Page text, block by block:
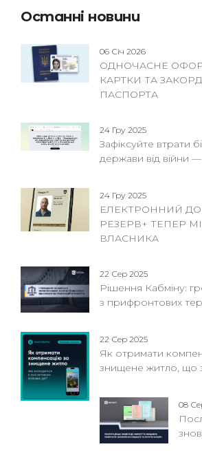
Останні новини
06 Січ 2026
ОДНОЧАСНЕ
КАРТКИ ТА
ПАСПОРТА
24 Гру 2025
Зафіксуйте втрати
держави від війни —
24 Гру 2025
ЕЛЕКТРОННИЙ
РЕЗЕРВ+ ТЕПЕР
ВЛАСНИКА
22 Сер 2025
Рішення Кабміну:
з прифронтових
22 Сер 2025
Як отримати
знищене житло, що
08